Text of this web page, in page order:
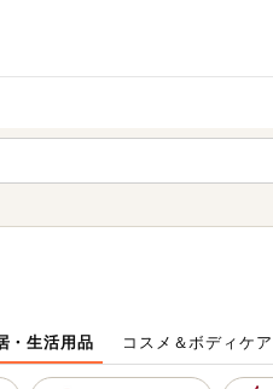
・生活用品 コスメ＆ボディケア